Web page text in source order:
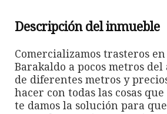
Descripción del inmueble
Comercializamos trasteros
Barakaldo a pocos metros
de diferentes metros y
hacer con todas las cosas
te damos la solución para